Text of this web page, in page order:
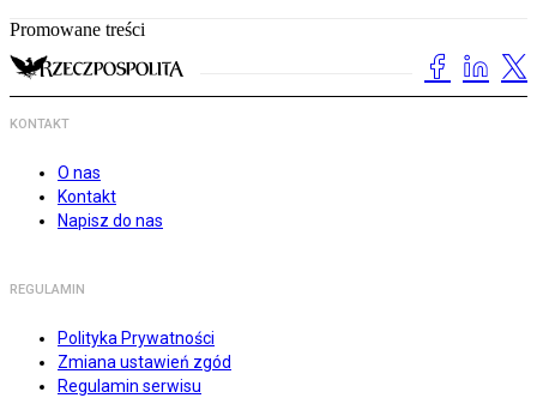
Promowane treści
KONTAKT
O nas
Kontakt
Napisz do nas
REGULAMIN
Polityka Prywatności
Zmiana ustawień zgód
Regulamin serwisu